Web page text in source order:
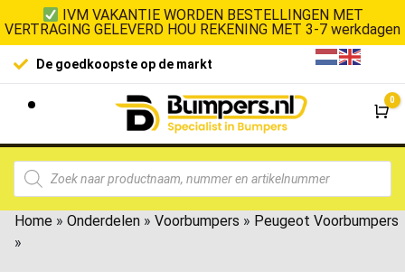
IVM VAKANTIE WORDEN BESTELLINGEN MET
VERTRAGING GELEVERD HOU REKENING MET 3-7 werkdagen
De goedkoopste op de markt
0
Home » Onderdelen » Voorbumpers » Peugeot Voorbumpers
»